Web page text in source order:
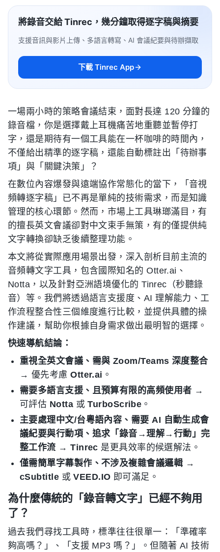
將錄音交給 Tinrec，幾分鐘取得逐字稿與摘要
支援音訊與影片上傳、多語言轉寫、AI 會議紀要與待辦擷取
下載 Tinrec App
一場兩小時的策略會議結束，面對長達 120 分鐘的
錄音檔，你是選擇戴上耳機痛苦地重聽並暫停打
字，還是期待有一個工具能在一杯咖啡的時間內，
不僅給出精準的逐字稿，還能自動標註出「待辦事
項」與「關鍵決策」？
在數位內容爆發與遠端協作常態化的當下，「音視
頻轉逐字稿」已不再是單純的技術需求，而是知識
管理的核心環節。然而，市場上工具琳瑯滿目，有
的擅長英文會議卻對中文束手無策，有的僅提供純
文字轉換卻缺乏後續整理功能。
本文將從實際應用場景出發，深入剖析目前主流的
音頻轉文字工具，包含國際知名的 Otter.ai、
Notta，以及針對亞洲語境優化的 Tinrec（秒聽錄
音）等。我們將透過語言支援度、AI 理解能力、工
作流程整合性三個維度進行比較，並提供具體的操
作建議，幫助你根據自身需求做出最明智的選擇。
快速導航結論：
重視全英文會議、需與 Zoom/Teams 深度整合
→ 優先考慮Otter.ai 。
需要多語言支援、且預算有限的高頻使用者 →
可評估 Notta 或TurboScribe 。
主要處理中文/台粵語內容、需要 AI 自動生成會
議紀要與行動項、追求「錄音→理解→行動」完
整工作流 →Tinrec 是更具效率的候選解法。
僅需簡單字幕製作、不涉及複雜會議邏輯 →
cSubtitle 或VEED.IO 即可滿足。
為什麼傳統的「錄音轉文字」已經不夠用
了？
過去我們尋找工具時，標準往往很單一：「準確率
夠高嗎？」、「支援 MP3 嗎？」。但隨著 AI 技術